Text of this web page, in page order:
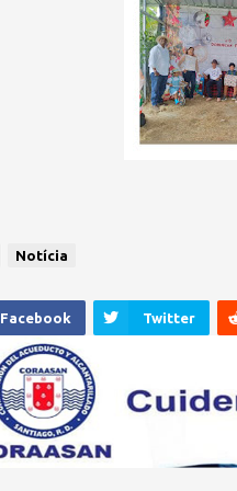
Notícia
Facebook Twitter